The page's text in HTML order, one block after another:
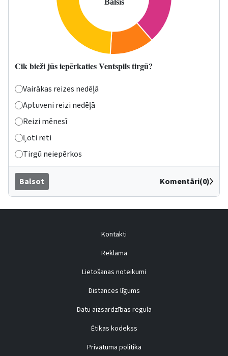
Cik bieži jūs iepērkaties Ventspils tirgū?
Vairākas reizes nedēļā
Aptuveni reizi nedēļā
Reizi mēnesī
Ļoti reti
Tirgū neiepērkos
Balsot Komentāri(0)
Kontakti
Reklāma
Lietošanas noteikumi
Distances līgums
Datu aizsardzības regula
Ētikas kodekss
Privātuma politika